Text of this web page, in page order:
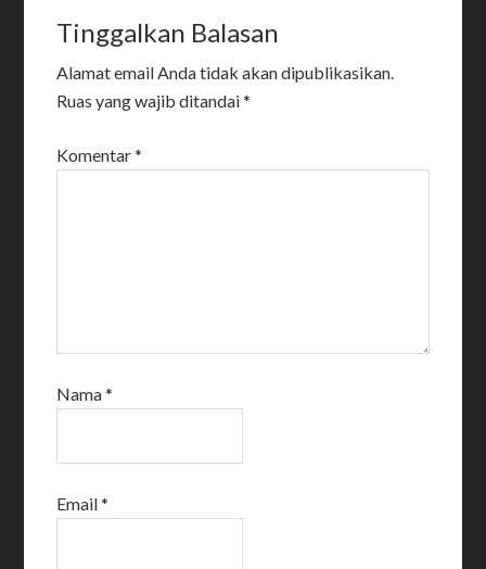
Tinggalkan Balasan
Alamat email Anda tidak akan dipublikasikan.
Ruas yang wajib ditandai*
Komentar*
Nama*
Email*